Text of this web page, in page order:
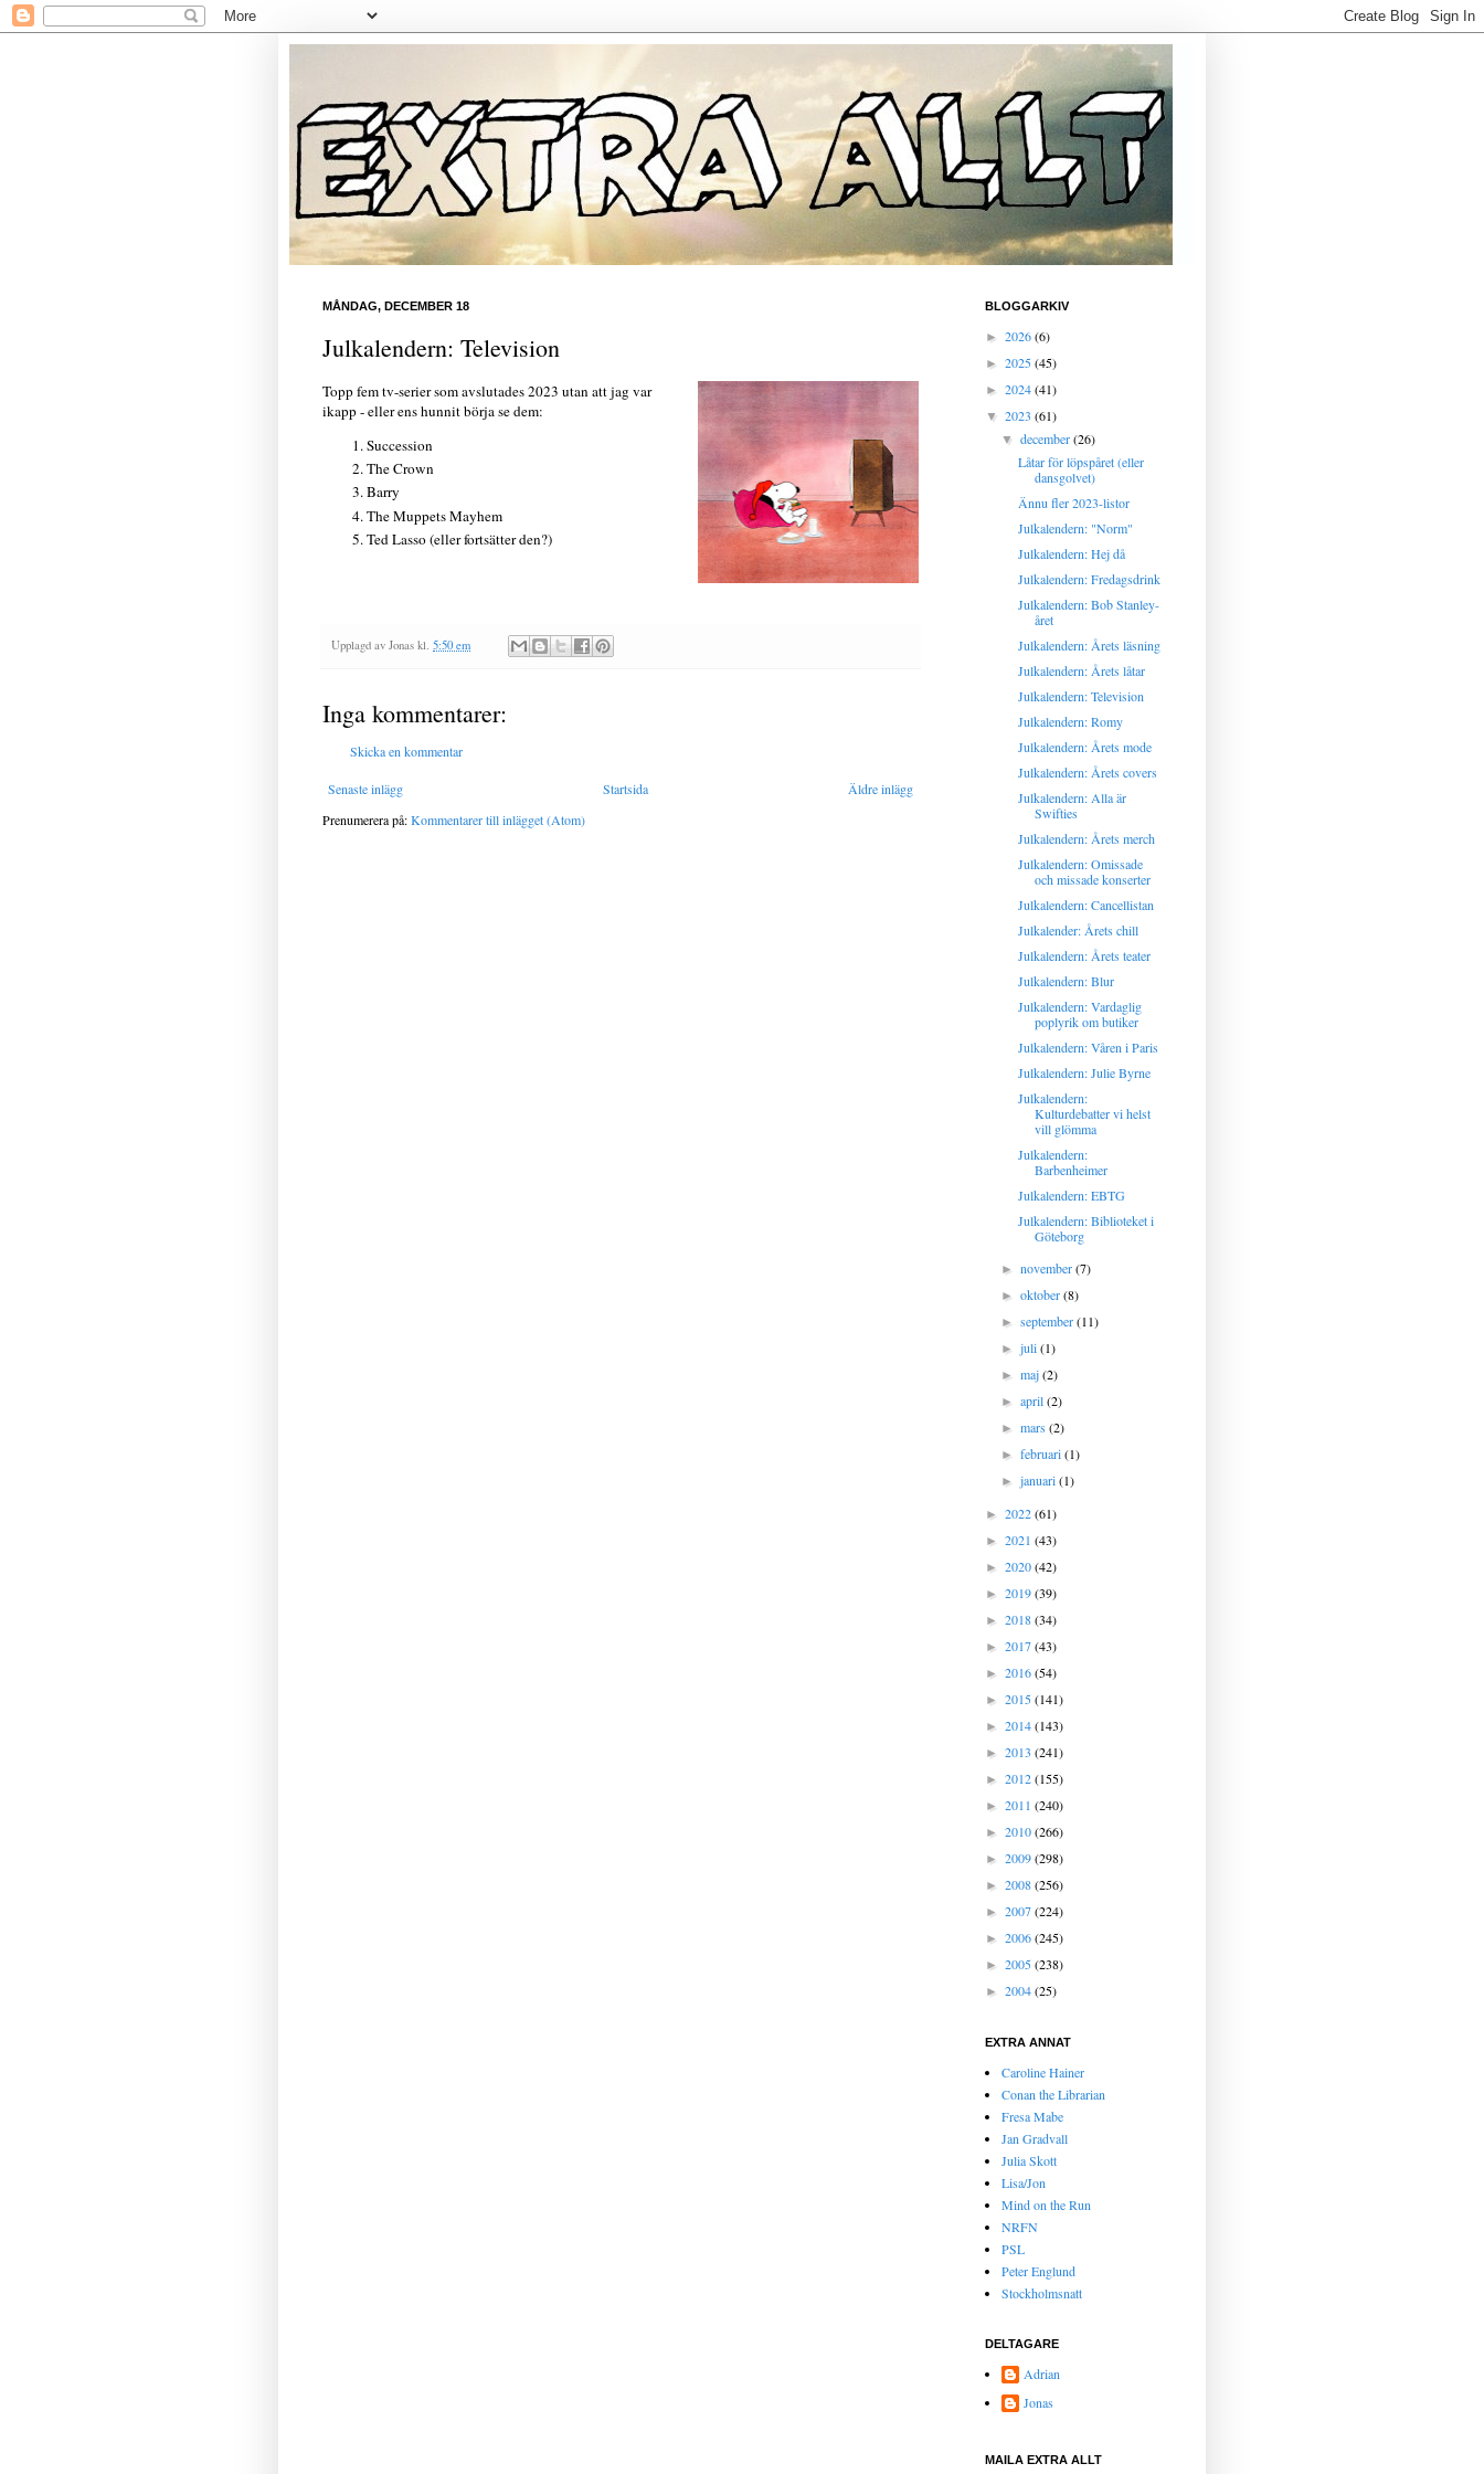
MÅNDAG, DECEMBER 18
Julkalendern: Television
Topp fem tv-serier som avslutades 2023 utan att jag var
ikapp - eller ens hunnit börja se dem:
Succession
The Crown
Barry
The Muppets Mayhem
Ted Lasso (eller fortsätter den?)
Upplagd av Jonas kl. 5:50 em
Inga kommentarer:
Skicka en kommentar
Senaste inlägg Äldre inlägg
Startsida
Prenumerera på:Kommentarer till inlägget (Atom)
BLOGGARKIV
► 2026(6)
► 2025(45)
► 2024(41)
▼ 2023 (61)
▼december(26)
Låtar för löpspåret (eller
dansgolvet)
Ännu fler 2023-listor
Julkalendern: "Norm"
Julkalendern: Hej då
Julkalendern: Fredagsdrink
Julkalendern: Bob Stanley-
året
Julkalendern: Årets läsning
Julkalendern: Årets låtar
Julkalendern: Television
Julkalendern: Romy
Julkalendern: Årets mode
Julkalendern: Årets covers
Julkalendern: Alla är
Swifties
Julkalendern: Årets merch
Julkalendern: Omissade
och missade konserter
Julkalendern: Cancellistan
Julkalender: Årets chill
Julkalendern: Årets teater
Julkalendern: Blur
Julkalendern: Vardaglig
poplyrik om butiker
Julkalendern: Våren i Paris
Julkalendern: Julie Byrne
Julkalendern:
Kulturdebatter vi helst
vill glömma
Julkalendern:
Barbenheimer
Julkalendern: EBTG
Julkalendern: Biblioteket i
Göteborg
►november(7)
►oktober(8)
►september(11)
►juli(1)
►maj(2)
►april(2)
►mars(2)
►februari(1)
►januari(1)
► 2022(61)
► 2021 (43)
► 2020(42)
► 2019(39)
► 2018(34)
► 2017(43)
► 2016(54)
► 2015(141)
► 2014(143)
► 2013 (241)
► 2012(155)
► 2011 (240)
► 2010(266)
► 2009(298)
► 2008(256)
► 2007(224)
► 2006(245)
► 2005(238)
► 2004(25)
EXTRA ANNAT
Caroline Hainer
Conan the Librarian
Fresa Mabe
Jan Gradvall
Julia Skott
Lisa/Jon
Mind on the Run
NRFN
PSL
Peter Englund
Stockholmsnatt
DELTAGARE
Adrian
Jonas
MAILA EXTRA ALLT